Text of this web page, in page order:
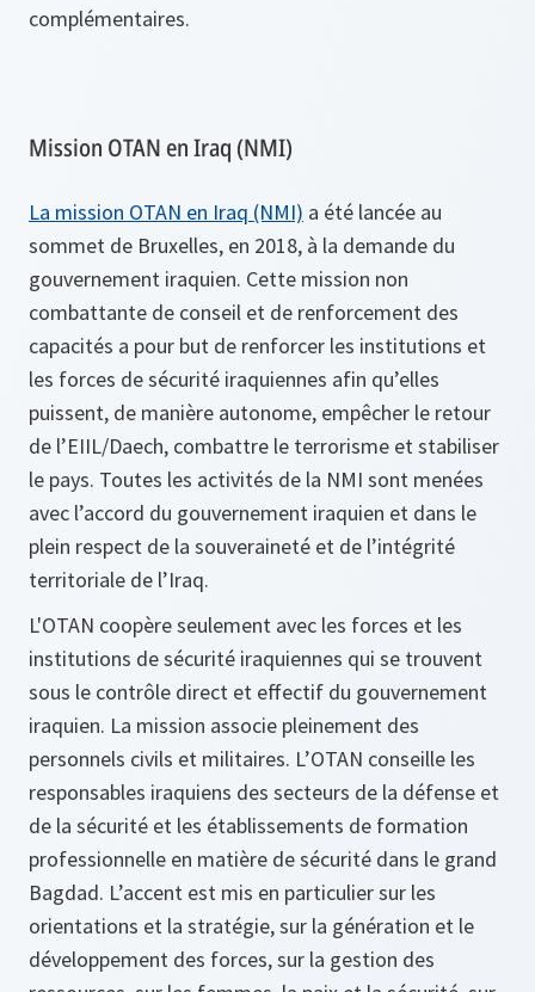
complémentaires.
Mission OTAN en Iraq (NMI)
La mission OTAN en Iraq (NMI) a été lancée au
sommet de Bruxelles, en 2018, à la demande du
gouvernement iraquien. Cette mission non
combattante de conseil et de renforcement des
capacités a pour but de renforcer les institutions et
les forces de sécurité iraquiennes afin qu’elles
puissent, de manière autonome, empêcher le retour
de l’EIIL/Daech, combattre le terrorisme et stabiliser
le pays. Toutes les activités de la NMI sont menées
avec l’accord du gouvernement iraquien et dans le
plein respect de la souveraineté et de l’intégrité
territoriale de l’Iraq.
L'OTAN coopère seulement avec les forces et les
institutions de sécurité iraquiennes qui se trouvent
sous le contrôle direct et effectif du gouvernement
iraquien. La mission associe pleinement des
personnels civils et militaires. L’OTAN conseille les
responsables iraquiens des secteurs de la défense et
de la sécurité et les établissements de formation
professionnelle en matière de sécurité dans le grand
Bagdad. L’accent est mis en particulier sur les
orientations et la stratégie, sur la génération et le
développement des forces, sur la gestion des